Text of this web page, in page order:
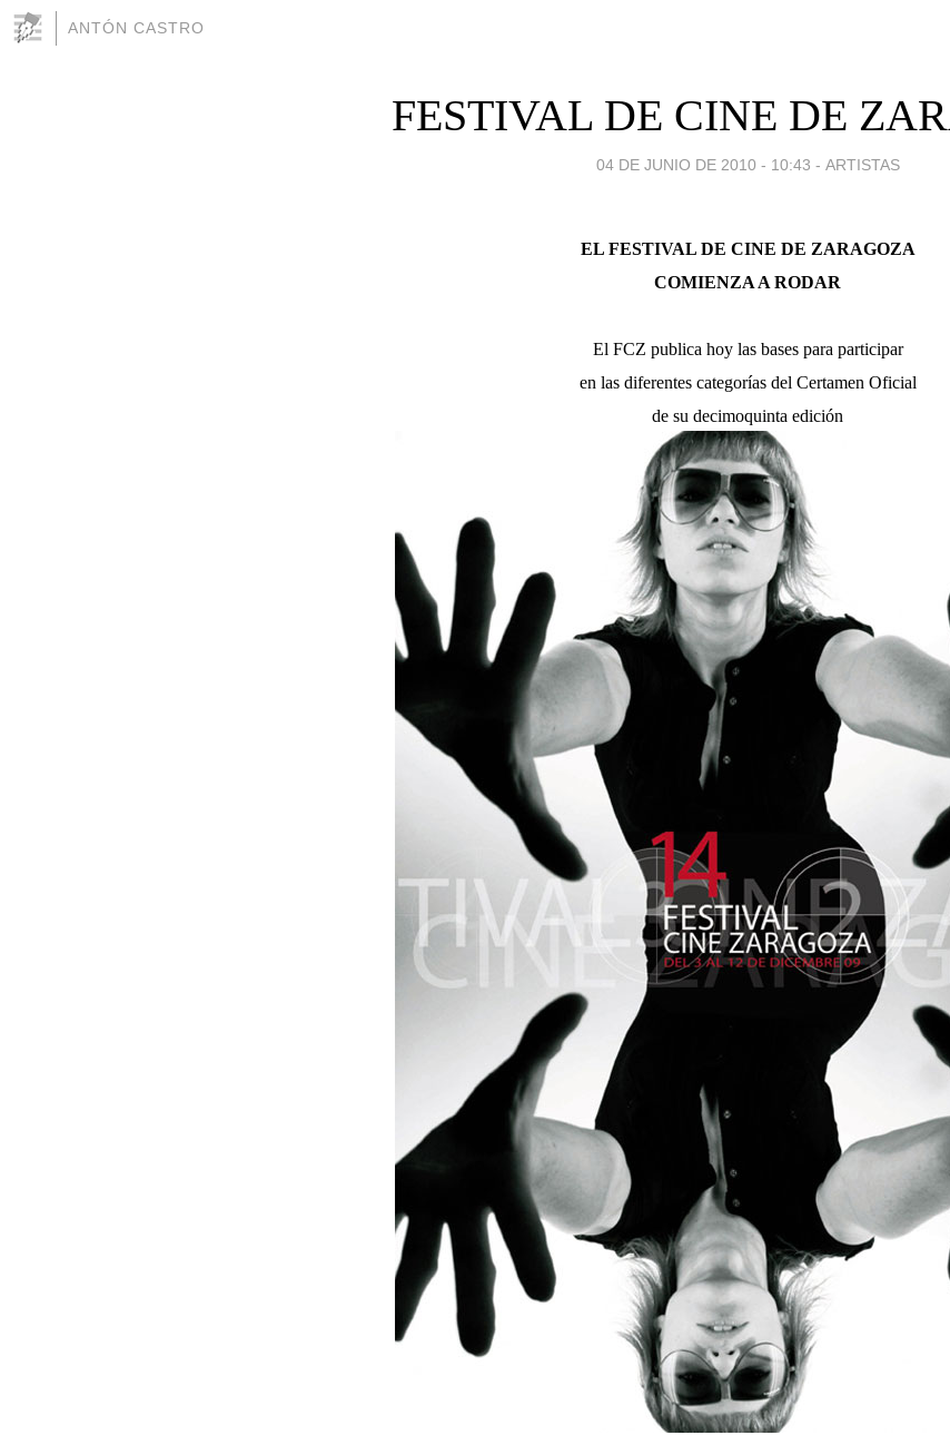
ANTÓN CASTRO
FESTIVAL DE CINE DE
04 DE JUNIO DE 2010 - 10:43 - ARTISTAS
EL FESTIVAL DE CINE DE ZARAGOZA
COMIENZA A RODAR
El FCZ publica hoy las bases para participar
en las diferentes categorías del Certamen Oficial
de su decimoquinta edición